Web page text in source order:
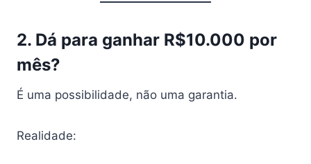
2. Dá para ganhar R$10.000 por
mês?
É uma possibilidade, não uma garantia.
Realidade: